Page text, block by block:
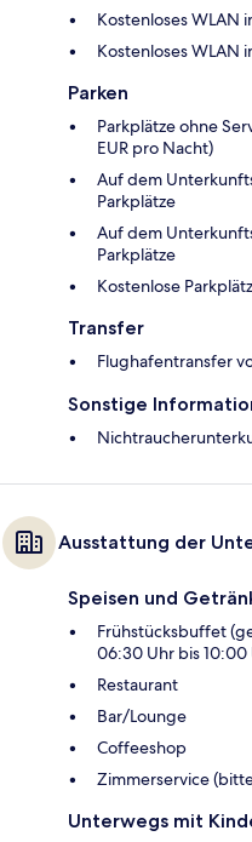
Kostenloses WLAN
Kostenloses WLAN
Parken
Parkplätze ohne
EUR pro Nacht)
Auf dem
Parkplätze
Auf dem
Parkplätze
Kostenlose
Transfer
Flughafentransfer
Sonstige
Ausstattung der
Speisen und
Frühstücksbuffet
06:30 Uhr bis 10:00
Restaurant
Bar/Lounge
Coffeeshop
Zimmerservice
Unterwegs mit